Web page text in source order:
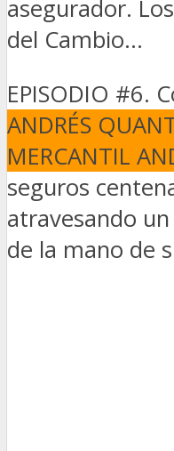
asegurador.
del Cambio…
EPISODIO #6.
ANDRÉS
MERCANTIL
seguros
atravesando
de la mano de